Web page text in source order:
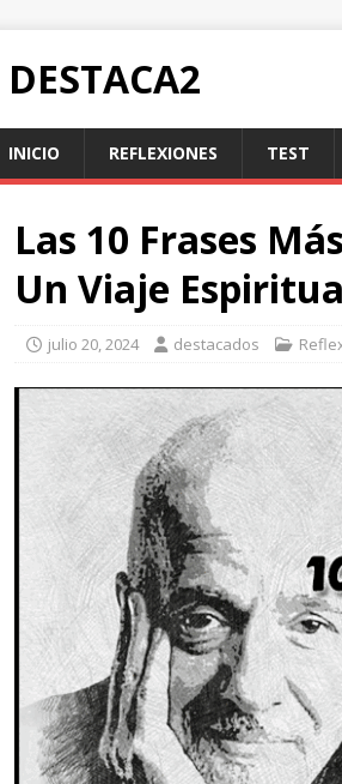
DESTACA2
INICIO REFLEXIONES TEST
Las 10 Frases
Un Viaje
julio 20, 2024 destacados